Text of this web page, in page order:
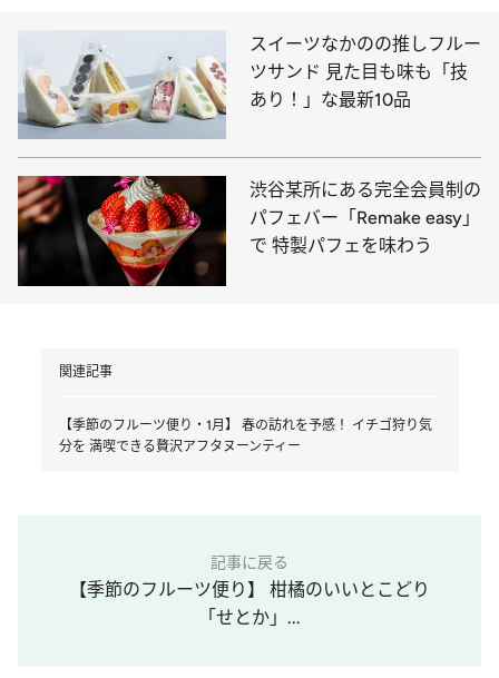
スイーツなかのの推しフルー
ツサンド 見た目も味も「技
あり！」な最新10品
渋谷某所にある完全会員制の
パフェバー「Remake easy」
で 特製パフェを味わう
関連記事
【季節のフルーツ便り・1月】 春の訪れを予感！ イチゴ狩り気
分を 満喫できる贅沢アフタヌーンティー
記事に戻る
【季節のフルーツ便り】 柑橘のいいとこどり
「せとか」...